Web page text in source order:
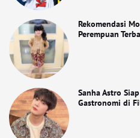
Rekomendasi
Perempuan
Sanha Astro
Gastronomi di